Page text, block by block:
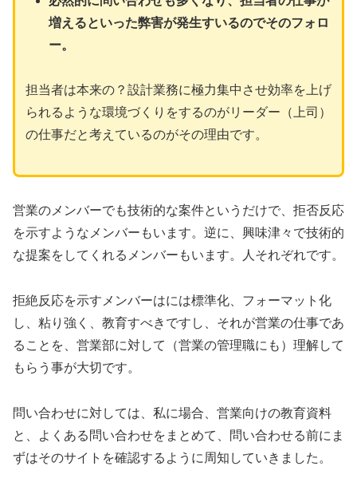
増えるといった弊害が発生すいるのでそのフォロ
ー。
担当者は本来の？設計業務に極力集中させ効率を上げ
られるような環境づくりをするのがリーダー（上司）
の仕事だと考えているのがその理由です。
営業のメンバーでも技術的な案件というだけで、拒否反応
を示すようなメンバーもいます。逆に、興味津々で技術的
な提案をしてくれるメンバーもいます。人それぞれです。
拒絶反応を示すメンバーはには標準化、フォーマット化
し、粘り強く、教育すべきですし、それが営業の仕事であ
ることを、営業部に対して（営業の管理職にも）理解して
もらう事が大切です。
問い合わせに対しては、私に場合、営業向けの教育資料
と、よくある問い合わせをまとめて、問い合わせる前にま
ずはそのサイトを確認するように周知していきました。